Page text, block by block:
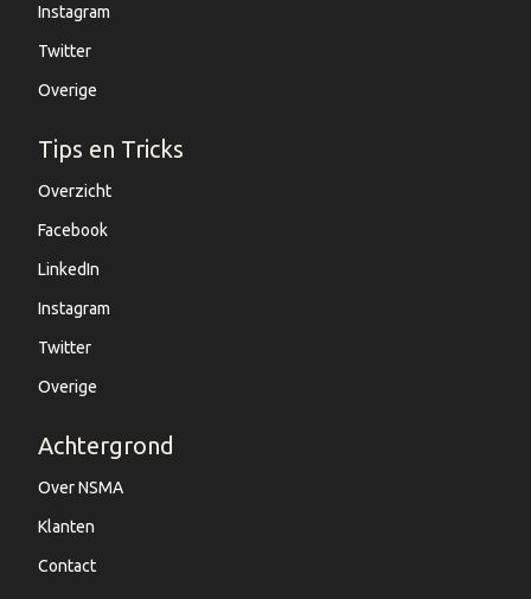
Instagram
Twitter
Overige
Tips en Tricks
Overzicht
Facebook
LinkedIn
Instagram
Twitter
Overige
Achtergrond
Over NSMA
Klanten
Contact